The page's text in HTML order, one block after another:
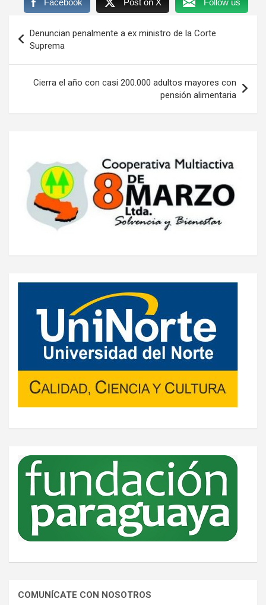
de
entradas
Denuncian penalmente a ex ministro de la Corte
Suprema
Cierra el año con casi 200.000 adultos mayores con
pensión alimentaria
COMUNÍCATE CON NOSOTROS